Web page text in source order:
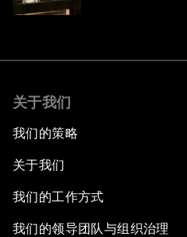
关于我们
我们的策略
关于我们
我们的工作方式
我们的领导团队与组织治理